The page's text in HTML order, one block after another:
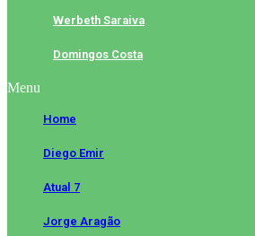
Werbeth Saraiva
Domingos Costa
Menu
Home
Diego Emir
Atual 7
Jorge Aragão